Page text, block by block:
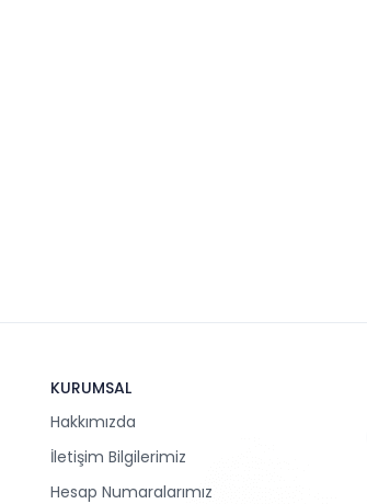
KURUMSAL
Hakkımızda
İletişim Bilgilerimiz
Hesap Numaralarımız